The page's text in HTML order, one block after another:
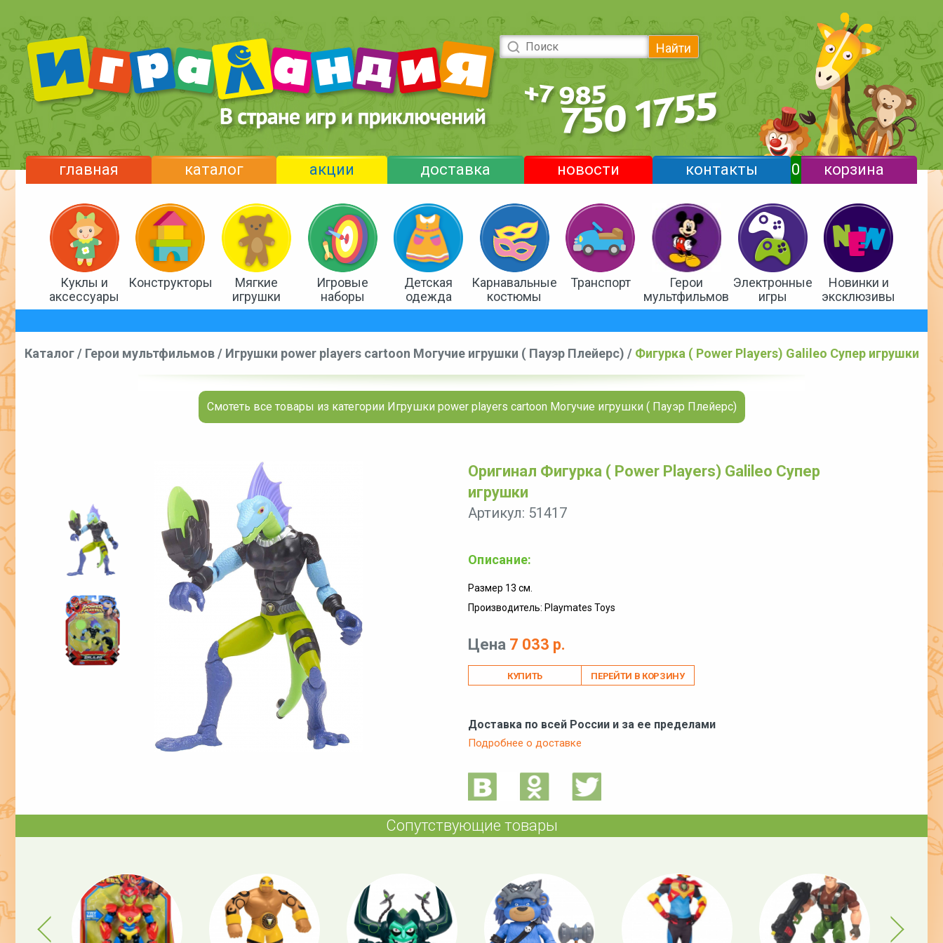
Найти
главная каталог акции доставка новости контакты 0 корзина
Куклы и
аксессуары
Конструкторы
Мягкие
игрушки
Игровые
наборы
Детская
одежда
Карнавальные
костюмы
Транспорт
Герои
мультфильмов
Электронные
игры
Новинки и
эксклюзивы
Каталог/ Герои мультфильмов/ Игрушки power players cartoon Могучие игрушки ( Пауэр Плейерс) / Фигурка ( Power Players) Galileo Супер игрушки
Смотеть все товары из категории Игрушки power players cartoon Могучие игрушки ( Пауэр Плейерс)
Оригинал Фигурка ( Power Players) Galileo Супер
игрушки
Артикул: 51417
Описание:
Размер 13 см.
Производитель: Playmates Toys
Цена 7 033 р.
ПЕРЕЙТИ В КОРЗИНУ
Доставка по всей России и за ее пределами
Подробнее о доставке
Сопутствующие товары
Previous Next